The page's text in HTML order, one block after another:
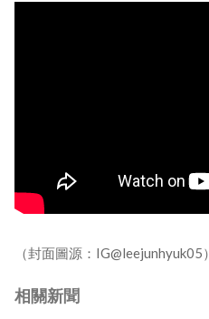
（封面圖源：IG@leejunhyuk05）
相關新聞